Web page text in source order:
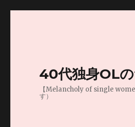
40代独身OLの
【Melancholy of single
す）